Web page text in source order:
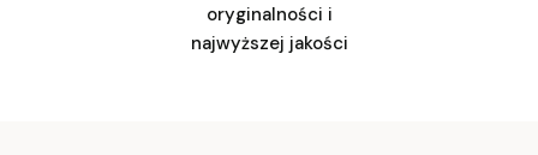
oryginalności i
najwyższej jakości